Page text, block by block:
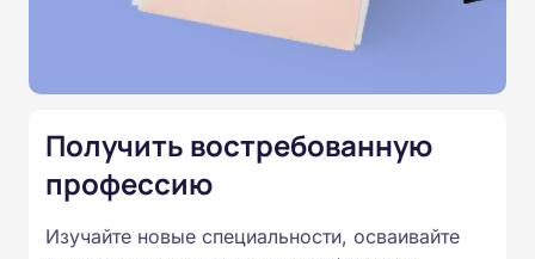
подтверждены лицензией
Министерства образования.
Приказом Минпросвещения
России от 14.07.2023 N 534 в
соответствии с Федеральными
государственными
Получить востребованную
профессию
Изучайте новые специальности, осваивайте